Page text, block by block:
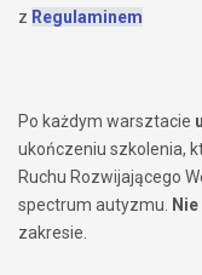
z Regulaminem
Po każdym warsztacie
ukończeniu szkolenia,
Ruchu Rozwijającego
spectrum autyzmu.
zakresie.